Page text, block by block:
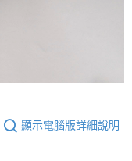
顯示電腦版詳細說明